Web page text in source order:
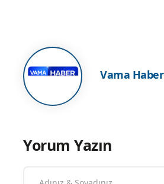
Vama Haber
Yorum Yazın